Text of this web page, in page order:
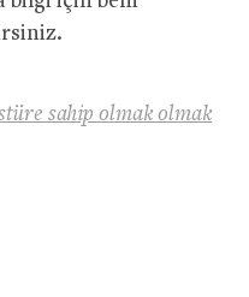
sahip olmak olmak